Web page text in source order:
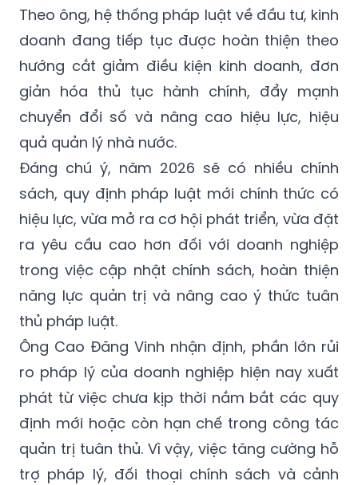
Theo ông, hệ thống pháp luật về đầu tư, kinh
doanh đang tiếp tục được hoàn thiện theo
hướng cắt giảm điều kiện kinh doanh, đơn
giản hóa thủ tục hành chính, đẩy mạnh
chuyển đổi số và nâng cao hiệu lực, hiệu
quả quản lý nhà nước.
Đáng chú ý, năm 2026 sẽ có nhiều chính
sách, quy định pháp luật mới chính thức có
hiệu lực, vừa mở ra cơ hội phát triển, vừa đặt
ra yêu cầu cao hơn đối với doanh nghiệp
trong việc cập nhật chính sách, hoàn thiện
năng lực quản trị và nâng cao ý thức tuân
thủ pháp luật.
Ông Cao Đăng Vinh nhận định, phần lớn rủi
ro pháp lý của doanh nghiệp hiện nay xuất
phát từ việc chưa kịp thời nắm bắt các quy
định mới hoặc còn hạn chế trong công tác
quản trị tuân thủ. Vì vậy, việc tăng cường hỗ
trợ pháp lý, đối thoại chính sách và cảnh